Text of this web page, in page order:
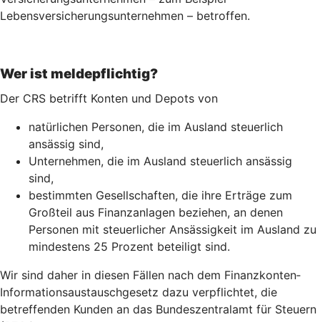
Lebensversicherungs­unternehmen – betroffen.
Wer ist meldepflichtig?
Der CRS betrifft Konten und Depots von
natürlichen Personen, die im Ausland steuerlich
ansässig sind,
Unternehmen, die im Ausland steuerlich ansässig
sind,
bestimmten Gesellschaften, die ihre Erträge zum
Großteil aus Finanzanlagen beziehen, an denen
Personen mit steuerlicher Ansässigkeit im Ausland zu
mindestens 25 Prozent beteiligt sind.
Wir sind daher in diesen Fällen nach dem Finanz­konten­
Informations­austausch­gesetz dazu verpflichtet, die
betreffenden Kunden an das Bundeszentralamt für Steuern